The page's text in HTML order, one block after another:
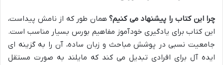
چرا این کتاب را پیشنهاد می کنیم؟ همان طور که از نامش پیداست،
این کتاب برای یادگیری خودآموز مفاهیم بورس بسیار مناسب است.
جامعیت نسبی در پوشش مباحث و زبان ساده، آن را به گزینه ای
ایده آل برای افرادی تبدیل می کند که مایلند به صورت مستقل